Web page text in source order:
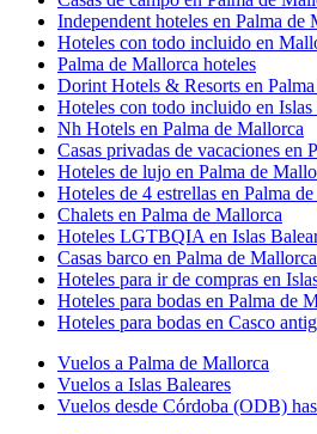
Independent hoteles en Palma de
Hoteles con todo incluido en
Palma de Mallorca hoteles
Dorint Hotels & Resorts en
Hoteles con todo incluido en Islas
Nh Hotels en Palma de Mallorca
Casas privadas de vacaciones en
Hoteles de lujo en Palma de
Hoteles de 4 estrellas en Palma
Chalets en Palma de Mallorca
Hoteles LGTBQIA en Islas
Casas barco en Palma de Mallorca
Hoteles para ir de compras en
Hoteles para bodas en Palma de
Hoteles para bodas en Casco
Vuelos a Palma de Mallorca
Vuelos a Islas Baleares
Vuelos desde Córdoba (ODB)